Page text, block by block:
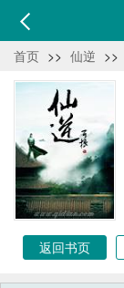
首页 >> 仙逆 >>
返回书页